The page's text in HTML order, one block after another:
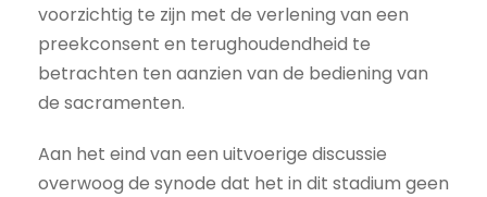
voorzichtig te zijn met de verlening van een
preekconsent en terughoudendheid te
betrachten ten aanzien van de bediening van
de sacramenten.
Aan het eind van een uitvoerige discussie
overwoog de synode dat het in dit stadium geen